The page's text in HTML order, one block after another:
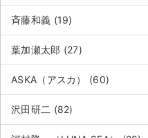
斉藤和義 (19)
葉加瀬太郎 (27)
ASKA（アスカ） (60)
沢田研二 (82)